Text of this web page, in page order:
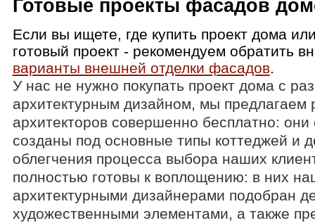
Готовые проекты фасадов
Если вы ищете, где купить проект дома
готовый проект - рекомендуем обратить
варианты внешней отделки фасадов.
У нас не нужно покупать проект дома с
архитектурным дизайном, мы предлагаем
архитекторов совершенно бесплатно:
созданы под основные типы коттеджей и
облегчения процесса выбора наших
полностью готовы к воплощению: в них
архитектурными дизайнерами подобран
художественными элементами, а также